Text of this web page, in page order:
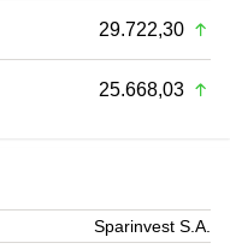
29.722,30
25.668,03
Sparinvest S.A.